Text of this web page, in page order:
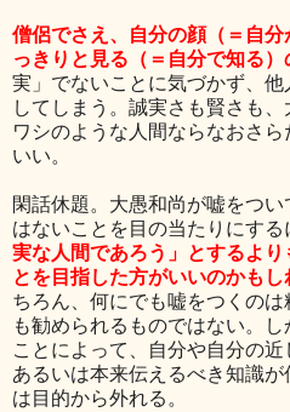
僧侶でさえ、自分の顔（＝自
っきりと見る（＝自分で知る
実」でないことに気づかず、
してしまう。誠実さも賢さも
ワシのような人間ならなおさ
いい。
閑話休題。大愚和尚が嘘をつ
はないことを目の当たりにす
実な人間であろう」とするよ
とを目指した方がいいのかも
ちろん、何にでも嘘をつくの
も勧められるものではない。
ことによって、自分や自分の近
あるいは本来伝えるべき知識
は目的から外れる。